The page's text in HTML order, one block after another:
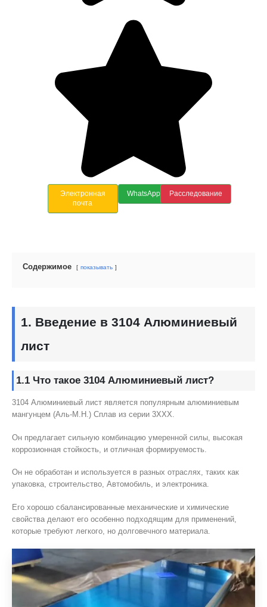
Электронная
почта
WhatsApp Расследование
Содержимое показывать
1. Введение в 3104 Алюминиевый
лист
1.1 Что такое 3104 Алюминиевый лист?
3104 Алюминиевый лист является популярным алюминиевым
мангунцем (Аль-М.Н.) Сплав из серии 3XXX.
Он предлагает сильную комбинацию умеренной силы, высокая
коррозионная стойкость, и отличная формируемость.
Он не обработан и используется в разных отраслях, таких как
упаковка, строительство, Автомобиль, и электроника.
Его хорошо сбалансированные механические и химические
свойства делают его особенно подходящим для применений,
которые требуют легкого, но долговечного материала.